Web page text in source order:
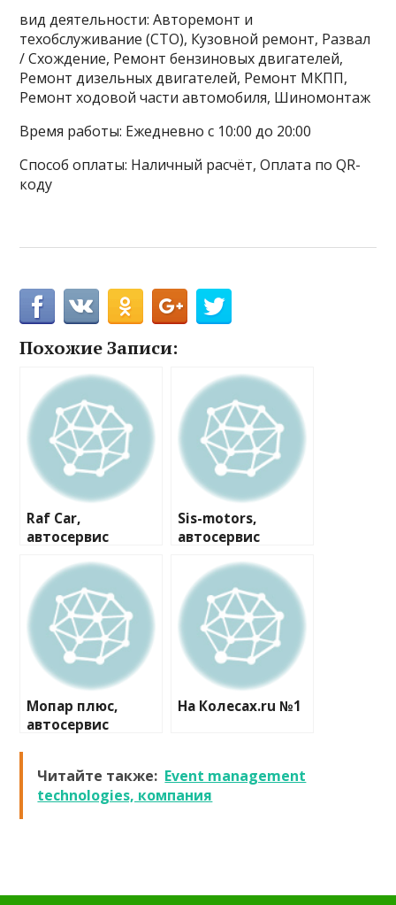
вид деятельности: Авторемонт и
техобслуживание (СТО), Кузовной ремонт, Развал
/ Схождение, Ремонт бензиновых двигателей,
Ремонт дизельных двигателей, Ремонт МКПП,
Ремонт ходовой части автомобиля, Шиномонтаж
Время работы: Ежедневно с 10:00 до 20:00
Способ оплаты: Наличный расчёт, Оплата по QR-
коду
Похожие Записи:
Raf Car,
автосервис
Sis-motors,
автосервис
Мопар плюс,
автосервис
На Колесах.ru №1
Читайте также: Event management
technologies, компания